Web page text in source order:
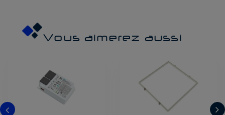
Vous aimerez aussi